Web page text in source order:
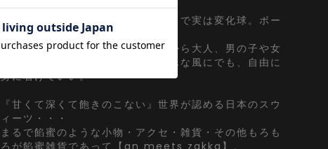
ヘンテコで可愛らしい。直球なようで実は変化球。ボー
ダレスでジェンダーレス・・・
エレガントなものを大前提に子供から大人、男の子や女
の子、感性さえ合えば誰でも、どんな風にでも、自由に
身に着けていい。
『甘くて深くて飽きのこない』世界が認める日本のスウ
ィーツ・・・
まるで餡蜜のような小物・アクセ・雑貨・その他もろも
ろが餡蜜雑貨であって【an meets zakka】。